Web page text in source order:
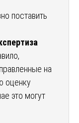
поставить
на
оценку
это могут